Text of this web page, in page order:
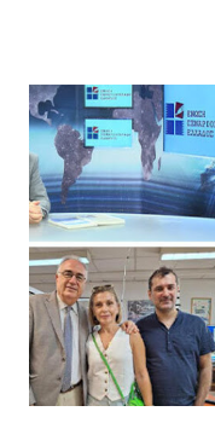
Σχετικά με την
μεγάλωσε στον
Αριστοτελείου
σπουδές στη μουσική,
στην Ελλάδα και το
πολιτιστική
ART.harbour. Έζησε κα...